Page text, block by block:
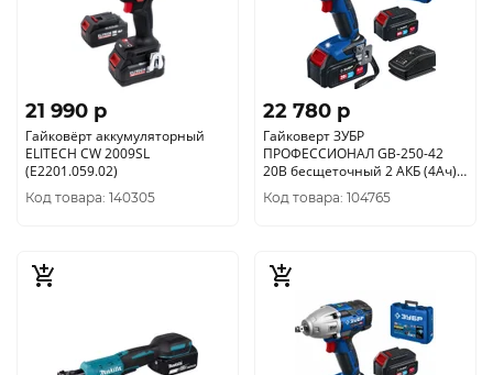
21 990 p
Гайковёрт аккумуляторный
ELITECH CW 2009SL
(E2201.059.02)
Код товара: 140305
22 780 p
Гайковерт ЗУБР
ПРОФЕССИОНАЛ GB-250-42
20В бесщеточный 2 АКБ (4Ач) в
кейсе
Код товара: 104765